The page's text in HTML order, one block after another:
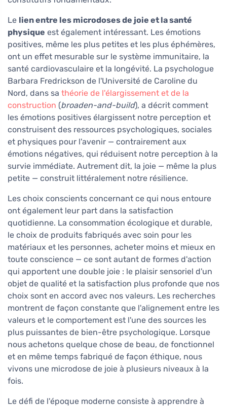
Le lien entre les microdoses de joie et la santé
physique est également intéressant. Les émotions
positives, même les plus petites et les plus éphémères,
ont un effet mesurable sur le système immunitaire, la
santé cardiovasculaire et la longévité. La psychologue
Barbara Fredrickson de l'Université de Caroline du
Nord, dans sa théorie de l'élargissement et de la
construction (broaden-and-build), a décrit comment
les émotions positives élargissent notre perception et
construisent des ressources psychologiques, sociales
et physiques pour l'avenir — contrairement aux
émotions négatives, qui réduisent notre perception à la
survie immédiate. Autrement dit, la joie — même la plus
petite — construit littéralement notre résilience.
Les choix conscients concernant ce qui nous entoure
ont également leur part dans la satisfaction
quotidienne. La consommation écologique et durable,
le choix de produits fabriqués avec soin pour les
matériaux et les personnes, acheter moins et mieux en
toute conscience — ce sont autant de formes d'action
qui apportent une double joie : le plaisir sensoriel d'un
objet de qualité et la satisfaction plus profonde que nos
choix sont en accord avec nos valeurs. Les recherches
montrent de façon constante que l'alignement entre les
valeurs et le comportement est l'une des sources les
plus puissantes de bien-être psychologique. Lorsque
nous achetons quelque chose de beau, de fonctionnel
et en même temps fabriqué de façon éthique, nous
vivons une microdose de joie à plusieurs niveaux à la
fois.
Le défi de l'époque moderne consiste à apprendre à